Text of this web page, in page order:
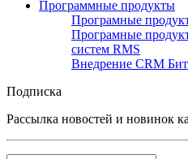
Программные продукты
Програмные
Програмные
систем RMS
Внедрение CRM
Подписка
Рассылка новостей и новинок